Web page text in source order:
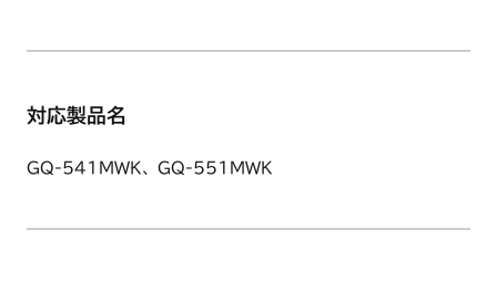
対応製品名
GQ-541MWK、GQ-551MWK